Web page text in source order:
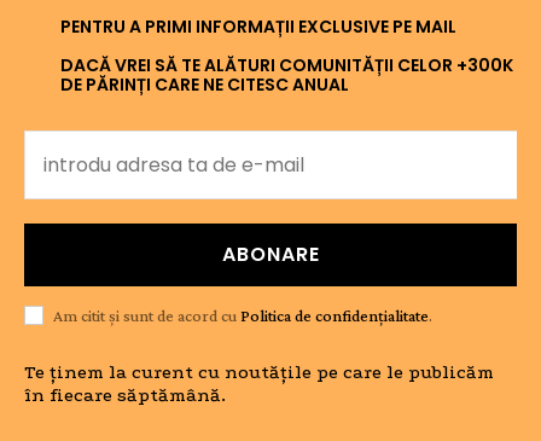
PENTRU A PRIMI INFORMAȚII EXCLUSIVE PE MAIL
DACĂ VREI SĂ TE ALĂTURI COMUNITĂȚII CELOR +300K
DE PĂRINȚI CARE NE CITESC ANUAL
ABONARE
Am citit și sunt de acord cu Politica de confidențialitate.
Te ținem la curent cu noutățile pe care le publicăm
în fiecare săptămână.